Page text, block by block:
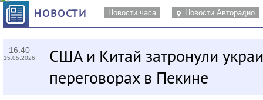
НОВОСТИ Новости часа Новости Авторадио
16:40
15.05.2026
США и Китай затронули
переговорах в Пекине